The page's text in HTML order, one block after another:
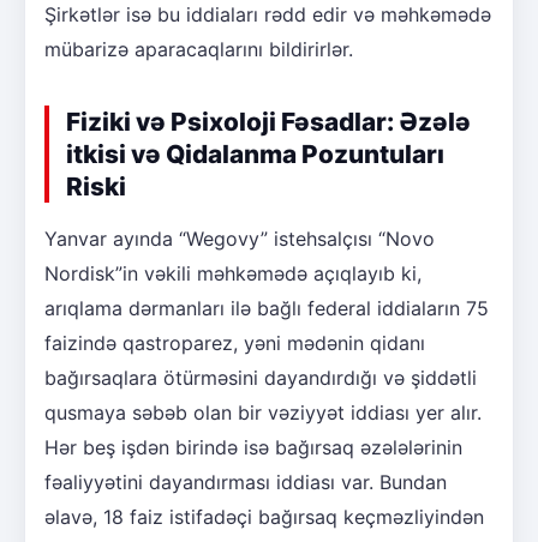
Şirkətlər isə bu iddiaları rədd edir və məhkəmədə
mübarizə aparacaqlarını bildirirlər.
Fiziki və Psixoloji Fəsadlar: Əzələ
itkisi və Qidalanma Pozuntuları
Riski
Yanvar ayında “Wegovy” istehsalçısı “Novo
Nordisk”in vəkili məhkəmədə açıqlayıb ki,
arıqlama dərmanları ilə bağlı federal iddiaların 75
faizində qastroparez, yəni mədənin qidanı
bağırsaqlara ötürməsini dayandırdığı və şiddətli
qusmaya səbəb olan bir vəziyyət iddiası yer alır.
Hər beş işdən birində isə bağırsaq əzələlərinin
fəaliyyətini dayandırması iddiası var. Bundan
əlavə, 18 faiz istifadəçi bağırsaq keçməzliyindən